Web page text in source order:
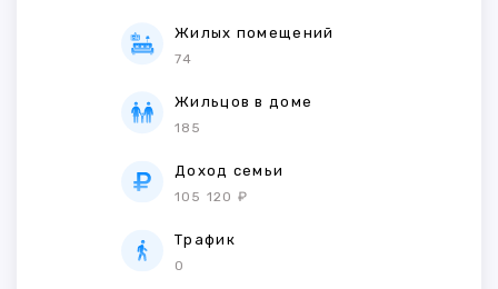
Жилых помещений
74
Жильцов в доме
185
Доход семьи
105 120 ₽
Трафик
0